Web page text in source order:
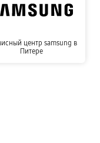
центр samsung в
Питере